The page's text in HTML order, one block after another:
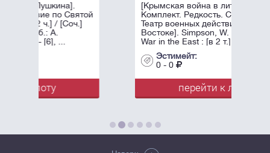
[Крымская война в литографиях.
Комплект. Редкость. Симпсон, У.
Театр военных действий на
Востоке]. Simpson, W. The Seat of
War in the East : [в 2 т.]. - Лондон: ...